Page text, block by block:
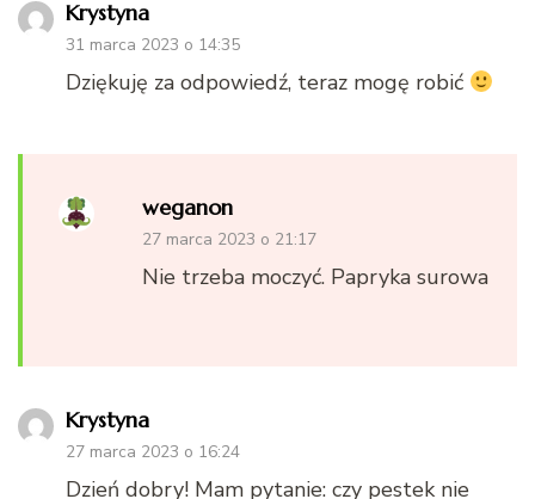
Krystyna
31 marca 2023 o 14:35
Dziękuję za odpowiedź, teraz mogę robić
weganon
27 marca 2023 o 21:17
Nie trzeba moczyć. Papryka surowa
Krystyna
27 marca 2023 o 16:24
Dzień dobry! Mam pytanie: czy pestek nie